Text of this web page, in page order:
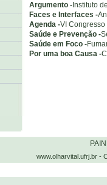
Argumento - Instituto
Faces e Interfaces -
Agenda -VI
Saúde e Prevenção -
Saúde em Foco -
Por uma boa Causa -
www.olharvital.ufrj.br -